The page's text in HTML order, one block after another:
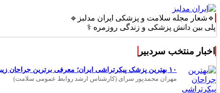
🔹شعار مجله سلامت و پزشکی ایران مدلبز🔹
دانش پزشکی و زندگی روزمره ⚕️
اخبار منتخب سردبیر
۱۰ بهترین پزشک پیکرتراشی ایران؛ معرفی برترین جراحان زیبایی بدن
مهران محمدپور سرای (کارشناس ارشد روابط عمومی سلامت)